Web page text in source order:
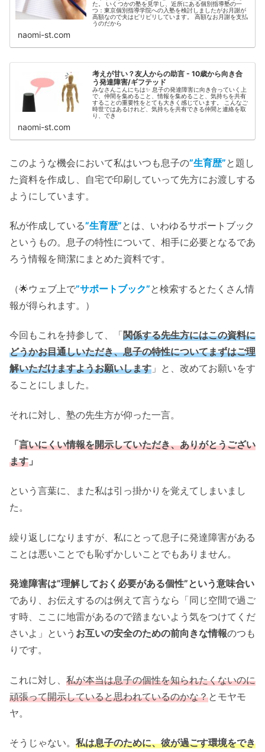
た。 いくつかの塾を見学し、近所にある個別指導塾の一
つ：東京個別指導学院への入塾を検討しましたがお月謝が
高額なので夫はピリピリしています。 高額なお月謝を支払
うのだから
naomi-st.com
考えが甘い？友人からの助言 - 10歳から向き合
う発達障害/ギフテッド
みなさんこんにちは✨ 息子の発達障害に向き合っていく上
で、仲間を集めること、情報を集めること、気持ちを共有
することの重要性をとても大きく感じています。 こんなご
時世ではあるけれど、気持ちを共有できる仲間と連絡を取
り、でき
naomi-st.com
このような機会において私はいつも息子の”生育歴”と題し
た資料を作成し、自宅で印刷していって先方にお渡しする
ようにしています。
私が作成している”生育歴”とは、いわゆるサポートブック
というもの。息子の特性について、相手に必要となるであ
ろう情報を簡潔にまとめた資料です。
（🌟ウェブ上で”サポートブック”と検索するとたくさん情
報が得られます。）
今回もこれを持参して、「関係する先生方にはこの資料に
どうかお目通しいただき、息子の特性についてまずはご理
解いただけますようお願いします 」と、改めてお願いをす
ることにしました。
それに対し、塾の先生方が仰った一言。
「言いにくい情報を開示していただき、ありがとうござい
ます 」
という言葉に、また私は引っ掛かりを覚えてしまいまし
た。
繰り返しになりますが、私にとって息子に発達障害がある
ことは悪いことでも恥ずかしいことでもありません。
発達障害は”理解しておく必要がある個性”という意味合い
であり、お伝えするのは例えて言うなら「同じ空間で過ご
す時、ここに地雷があるので踏まないよう気をつけてくだ
さいよ」という お互いの安全のための前向きな情報のつも
りです。
これに対し、 私が本当は息子の個性を知られたくないのに
頑張って開示していると思われているのかな？とモヤモ
ヤ。
そうじゃない。 私は息子のために、彼が過ごす環境をでき